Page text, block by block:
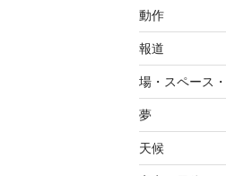
動作
報道
場・スペース
夢
天候